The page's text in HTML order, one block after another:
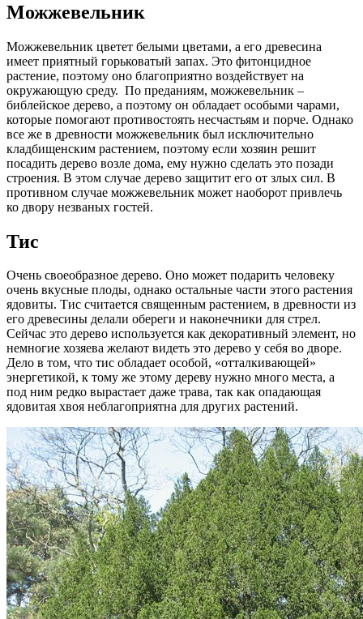
Можжевельник
Можжевельник цветет белыми цветами, а его древесина
имеет приятный горьковатый запах. Это фитонцидное
растение, поэтому оно благоприятно воздействует на
окружающую среду. По преданиям, можжевельник –
библейское дерево, а поэтому он обладает особыми чарами,
которые помогают противостоять несчастьям и порче. Однако
все же в древности можжевельник был исключительно
кладбищенским растением, поэтому если хозяин решит
посадить дерево возле дома, ему нужно сделать это позади
строения. В этом случае дерево защитит его от злых сил. В
противном случае можжевельник может наоборот привлечь
ко двору незваных гостей.
Тис
Очень своеобразное дерево. Оно может подарить человеку
очень вкусные плоды, однако остальные части этого растения
ядовиты. Тис считается священным растением, в древности из
его древесины делали обереги и наконечники для стрел.
Сейчас это дерево используется как декоративный элемент, но
немногие хозяева желают видеть это дерево у себя во дворе.
Дело в том, что тис обладает особой, «отталкивающей»
энергетикой, к тому же этому дереву нужно много места, а
под ним редко вырастает даже трава, так как опадающая
ядовитая хвоя неблагоприятна для других растений.